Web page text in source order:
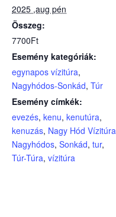
2025 ,aug pén
Összeg:
7700Ft
Esemény kategóriák:
egynapos vízitúra,
Nagyhódos-Sonkád, Túr
Esemény címkék:
evezés, kenu, kenutúra,
kenuzás, Nagy Hód Vízitúra
Nagyhódos, Sonkád, tur,
Túr-Túra, vízitúra